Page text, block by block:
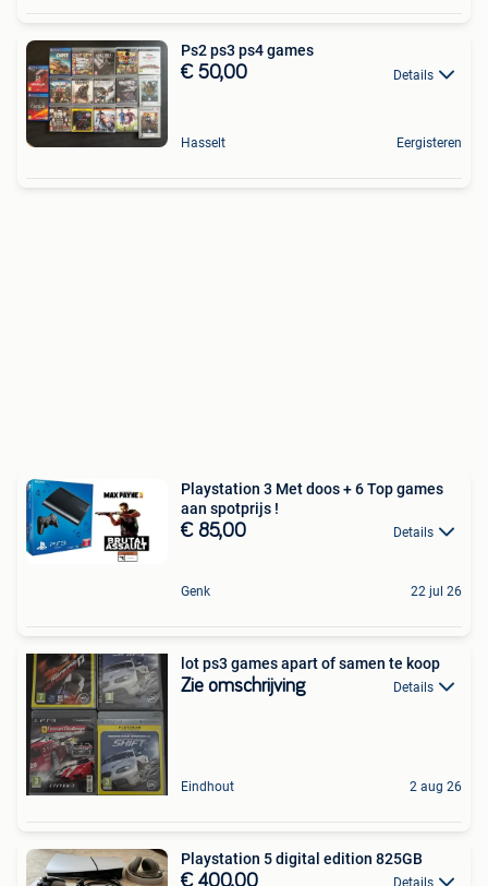
Ps2 ps3 ps4 games
€ 50,00 Details
Hasselt Eergisteren
Playstation 3 Met doos + 6 Top games
aan spotprijs !
€ 85,00 Details
Genk 22 jul 26
lot ps3 games apart of samen te koop
Zie omschrijving Details
Eindhout 2 aug 26
Playstation 5 digital edition 825GB
€ 400,00 Details